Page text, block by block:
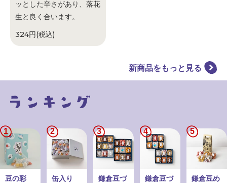
ッとした辛さがあり、落花
生と良く合います。
324円(税込)
新商品をもっと見る
1
豆の彩
2
缶入り
3
鎌倉豆づ
4
鎌倉豆づ
5
鎌倉豆め